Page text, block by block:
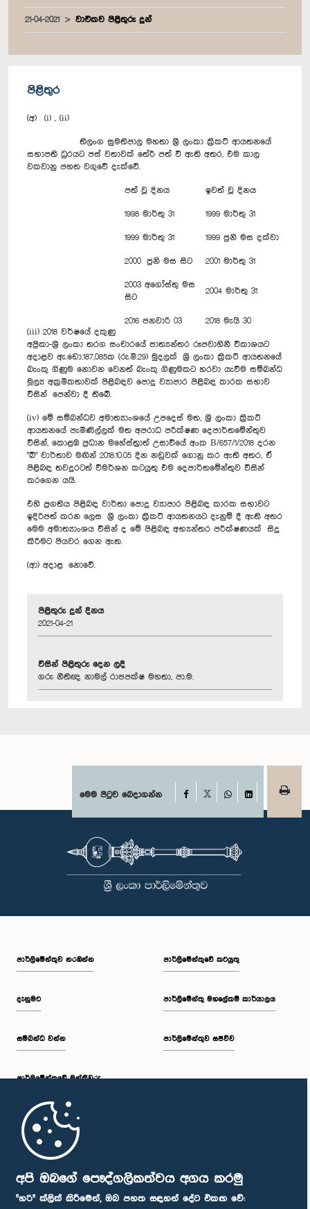
අපි ඔබගේ පෞද්ගලිකත්වය අගය කරමු
"හරි" ක්ලික් කිරීමෙන්, ඔබ පහත සඳහන් දේට එකඟ වේ:
21-04-2021 වාචිකව පිළිතුරු දුන්
පිළිතුර
(අ) (i) , (ii)
තිලංග සුමතිපාල මහතා ශ්‍රී ලංකා ක්‍රිකට් ආයතනයේ
සභාපති ධුරයට පස් වතාවක් තේරී පත් වී ඇති අතර, එම කාල
වකවානු පහත වගුවේ දැක්වේ.
පත් වූ දිනය ඉවත් වූ දිනය
1998 මාර්තු 31 1999 මාර්තු 31
1999 මාර්තු 31 1999 ජුනි මස දක්වා
2000 ජුනි මස සිට 2001 මාර්තු 31
2003 අගෝස්තු මස
සිට
2004 මාර්තු 31
2016 ජනවාරි 03
2018 මැයි 30
(iii) 2018 වර්ෂයේ දකුණු
අප්‍රිකා-ශ්‍රී ලංකා තරග සංචාරයේ ජාත්‍යන්තර රූපවාහිනී විකාශයට
අදාළව ඇ.ඩො.187,085ක (රු.මි.29) මුදලක් ශ්‍රී ලංකා ක්‍රිකට් ආයතනයේ
බැංකු ගිණුම නොවන වෙනත් බැංකු ගිණුමකට හරවා යැවීම සම්බන්ධ
මූල්‍ය අක්‍රමිකතාවක් පිළිබඳව පොදු ව්‍යාපාර පිළිබඳ කාරක සභාව
විසින් පෙන්වා දී තිබේ.
(iv) මේ සම්බන්ධව අමාත්‍යාංශයේ උපදෙස් මත, ශ්‍රී ලංකා ක්‍රිකට්
ආයතනයේ පැමිණිල්ලක් මත අපරාධ පරීක්ෂණ දෙපාර්තමේන්තුව
විසින්, කොළඹ ප්‍රධාන මහේස්ත්‍රාත් උසාවියේ අංක B/657/1/2018 දරන
"බී" වාර්තාව මඟින් 2018.10.05 දින නඩුවක් ගොනු කර ඇති අතර, ඒ
පිළිබඳ තවදුරටත් විමර්ශන කටයුතු එම දෙපාර්තමේන්තුව විසින්
කරගෙන යයි.
එහි ප්‍රගතිය පිළිබඳ වාර්තා පොදු ව්‍යාපාර පිළිබඳ කාරක සභාවට
ඉදිරිපත් කරන ලෙස ශ්‍රී ලංකා ක්‍රිකට් ආයතනයට දැනුම් දී ඇති අතර
මෙම අමාත්‍යාංශය විසින් ද මේ පිළිබඳ අභ්‍යන්තර පරීක්ෂණයක් සිදු
කිරීමට පියවර ගෙන ඇත.
(ආ) අදාළ නොවේ.
පිළිතුරු දුන් දිනය
2021-04-21
විසින් පිළිතුරු දෙන ලදී
ගරු නීතිඥ නාමල් රාජපක්ෂ මහතා, පා.ම.
මෙම පිටුව බෙදාගන්න Facebook
WhatsAppLinkedIn
පාර්ලි‌මේන්තුව නරඹන්න
දැනුමට
සම්බන්ධ වන්න
පාර්ලි‌මේන්තුවේ මන්ත්‍රීවරු
මුල් පිටුව
පාර්ලිමේන්තුවේ කටයුතු
පාර්ලිමේන්තු මහලේකම් කාර්යාලය
පාර්ලිමේන්තුව සජීවීව
පාර්ලිමේන්තු ජංගම යෙදුම